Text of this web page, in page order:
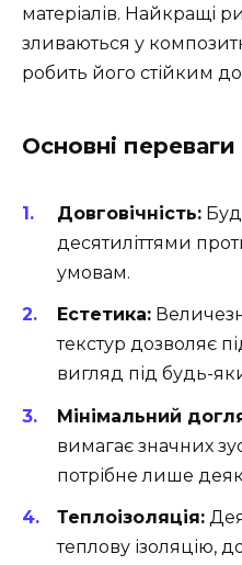
матеріалів. Найкращі
зливаються у
робить його стійким до
Основні
Довговічність:
десятиліттями
умовам.
Естетика:
текстур дозволяє
вигляд під будь-
Мінімальний
вимагає значних
потрібне лише
Теплоізоляція:
теплову ізоляцію,